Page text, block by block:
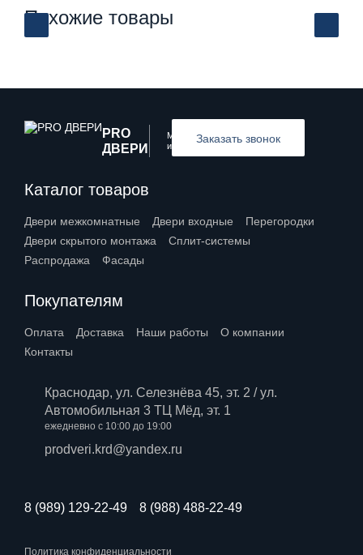
Похожие товары
PRO
ДВЕРИ
Межкомнатные
и входные двери
Политика конфиденциальности
Каталог товаров
Двери межкомнатные Двери входные
Перегородки
Двери скрытого монтажа
Сплит-системы
Распродажа
Фасады
Покупателям
Оплата Доставка Наши работы
О компании
Контакты
Краснодар, ул. Селезнёва 45, эт. 2 / ул.
Автомобильная 3 ТЦ Мёд, эт. 1
ежедневно с 10:00 до 19:00
prodveri.krd@yandex.ru
8 (989) 129-22-49 8 (988) 488-22-49
Заказать звонок